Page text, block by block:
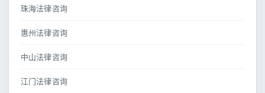
珠海法律咨询
惠州法律咨询
中山法律咨询
江门法律咨询